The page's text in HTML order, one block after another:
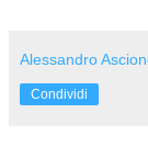
Alessandro
Condividi